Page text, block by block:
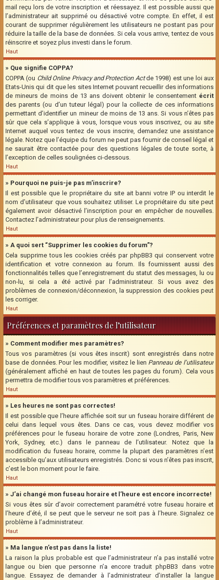
mail reçu lors de votre inscription et réessayez. Il est possible aussi que
l’administrateur ait supprimé ou désactivé votre compte. En effet, il est
courant de supprimer régulièrement les utilisateurs ne postant pas pour
réduire la taille de la base de données. Si cela vous arrive, tentez de vous
réinscrire et soyez plus investi dans le forum.
Haut
» Que signifie COPPA?
COPPA (ou Child Online Privacy and Protection Actde 1998) est une loi aux
Etats-Unis qui dit que les sites Internet pouvant recueillir des informations
de mineurs de moins de 13 ans doivent obtenir le consentement écrit
des parents (ou d’un tuteur légal) pour la collecte de ces informations
permettant d’identifier un mineur de moins de 13 ans. Si vous n’êtes pas
sûr que cela s’applique à vous, lorsque vous vous inscrivez, ou au site
Internet auquel vous tentez de vous inscrire, demandez une assistance
légale. Notez que l’équipe du forum ne peut pas fournir de conseil légal et
ne saurait être contactée pour des questions légales de toute sorte, à
l’exception de celles soulignées ci-dessous.
Haut
» Pourquoi ne puis-je pas m’inscrire?
Il est possible que le propriétaire du site ait banni votre IP ou interdit le
nom d’utilisateur que vous souhaitez utiliser. Le propriétaire du site peut
également avoir désactivé l’inscription pour en empêcher de nouvelles.
Contactez l’administrateur pour plus de renseignements.
Haut
» A quoi sert “Supprimer les cookies du forum”?
Cela supprime tous les cookies créés par phpBB3 qui conservent votre
identification et votre connexion au forum. Ils fournissent aussi des
fonctionnalités telles que l’enregistrement du statut des messages, lu ou
non-lu, si cela a été activé par l’administrateur. Si vous avez des
problèmes de connexion/déconnexion, la suppression des cookies peut
les corriger.
Haut
Préférences et paramètres de l’utilisateur
» Comment modifier mes paramètres?
Tous vos paramètres (si vous êtes inscrit) sont enregistrés dans notre
base de données. Pour les modifier, visitez le lien Panneau de l’utilisateur
(généralement affiché en haut de toutes les pages du forum). Cela vous
permettra de modifier tous vos paramètres et préférences.
Haut
» Les heures ne sont pas correctes!
Il est possible que l’heure affichée soit sur un fuseau horaire différent de
celui dans lequel vous êtes. Dans ce cas, vous devez modifier vos
préférences pour le fuseau horaire de votre zone (Londres, Paris, New
York, Sydney, etc.) dans le panneau de l’utilisateur. Notez que la
modification du fuseau horaire, comme la plupart des paramètres n’est
accessible qu’aux utilisateurs enregistrés. Donc si vous n’êtes pas inscrit,
c’est le bon moment pour le faire.
Haut
» J’ai changé mon fuseau horaire et l’heure est encore incorrecte!
Si vous êtes sûr d’avoir correctement paramétré votre fuseau horaire et
l’heure d’été, il se peut que le serveur ne soit pas à l’heure. Signalez ce
problème à l’administrateur.
Haut
» Ma langue n’est pas dans la liste!
La raison la plus probable est que l’administrateur n’a pas installé votre
langue ou bien que personne n’a encore traduit phpBB3 dans votre
langue. Essayez de demander à l’administrateur d’installer la langue